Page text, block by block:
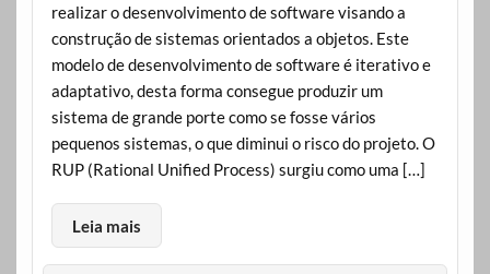
realizar o desenvolvimento de software visando a
construção de sistemas orientados a objetos. Este
modelo de desenvolvimento de software é iterativo e
adaptativo, desta forma consegue produzir um
sistema de grande porte como se fosse vários
pequenos sistemas, o que diminui o risco do projeto. O
RUP (Rational Unified Process) surgiu como uma […]
Leia mais